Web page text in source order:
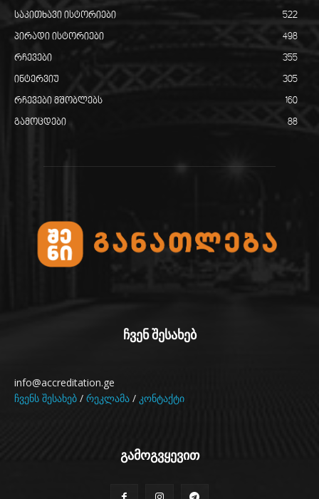
საკითხავი ისტორიები 522
პირადი ისტორიები 498
რჩევები 355
ინტერვიუ 305
რჩევები მშობლებს 160
გამოცდები 88
ჩვენ შესახებ
info@accreditation.ge
ჩვენს შესახებ / რეკლამა / კონტაქტი
გამოგვყევით